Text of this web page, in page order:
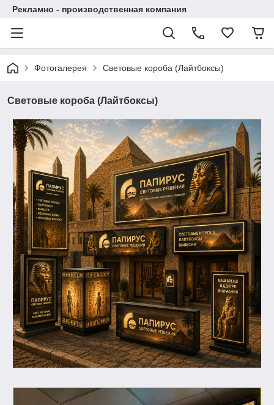
Рекламно - производственная компания
Фотогалерея Световые короба (Лайтбоксы)
Световые короба (Лайтбоксы)